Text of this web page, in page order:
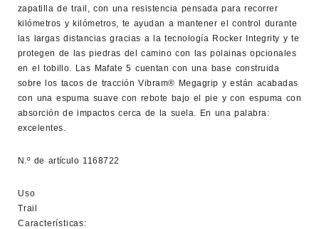
zapatilla de trail, con una resistencia pensada para recorrer
kilómetros y kilómetros, te ayudan a mantener el control durante
las largas distancias gracias a la tecnología Rocker Integrity y te
protegen de las piedras del camino con las polainas opcionales
en el tobillo. Las Mafate 5 cuentan con una base construida
sobre los tacos de tracción Vibram® Megagrip y están acabadas
con una espuma suave con rebote bajo el pie y con espuma con
absorción de impactos cerca de la suela. En una palabra:
excelentes.
N.º de artículo 1168722
Uso
Trail
Características: